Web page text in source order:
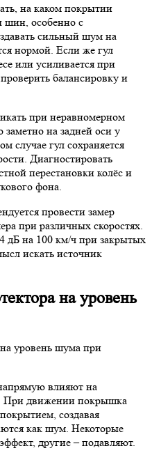
на каком покрытии
шин, особенно с
сильный шум на
нормой. Если же гул
или усиливается при
балансировку и
при неравномерном
заметно на задней оси у
случае гул сохраняется
Диагностировать
перестановки колёс и
фона.
провести замер
при различных скоростях.
дБ на 100 км/ч при закрытых
искать источник
на уровень
влияют на
При движении покрышка
создавая
как шум. Некоторые
другие – подавляют.